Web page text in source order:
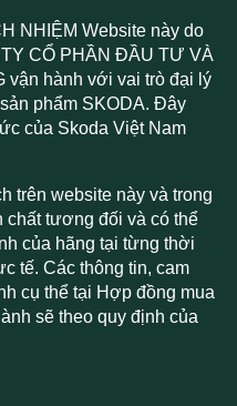
NHIỆM Website này do
CỔ PHẦN ĐẦU TƯ VÀ
vận hành với vai trò đại lý
phẩm SKODA. Đây
của Skoda Việt Nam
trên website này và trong
chất tương đối và có thể
của hãng tại từng thời
tế. Các thông tin, cam
cụ thể tại Hợp đồng mua
sẽ theo quy định của